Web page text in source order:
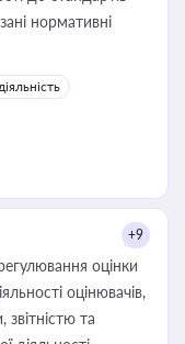
нормативні
+9
оцінки
оцінювачів,
та